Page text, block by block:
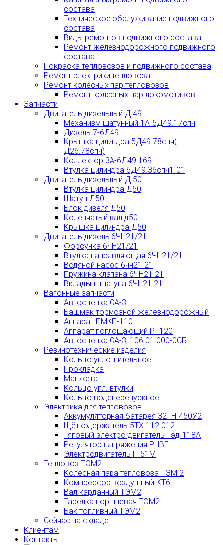
состава
Техническое обслуживание подвижного
состава
Виды ремонтов подвижного состава
Ремонт железнодорожного подвижного
состава
Покраска тепловозов и подвижного состава
Ремонт электрики тепловоза
Ремонт колесных пар тепловозов
Ремонт колесных пар локомотивов
Запчасти
Двигатель дизельный Д 49
Механизм шатунный 1А-5Д49.17спч
Дизель 7-6Д49
Крышка цилиндра 5Д49.78спч(
Д26.78спч)
Коллектор 3А-6Д49.169
Втулка цилиндра 6Д49.36спч1-01
Двигатель дизельный Д 50
Втулка цилиндра Д50
Шатун Д50
Блок дизеля Д50
Коленчатый вал д50
Крышка цилиндра Д50
Двигатель дизель 6ЧН21/21
Форсунка 6ЧН21/21
Втулка направляющая 6ЧН21/21
Водяной насос 6чн21 21
Пружина клапана 6ЧН21 21
Вкладыш шатуна 6ЧН21 21
Вагонные запчасти
Автосцепка СА-3
Башмак тормозной железнодорожный
Аппарат ПМКП-110
Аппарат поглощающий РТ120
Автосцепка СА-3, 106.01.000-0СБ
Резинотехнические изделия
Кольцо уплотнительное
Прокладка
Манжета
Кольцо упл. втулки
Кольцо водоперепускное
Электрика для тепловозов
Аккумуляторная батарея 32ТН-450У2
Щёткодержатель 5ТХ.112.012
Тяговый электро двигатель Тэд-118А
Регулятор напряжения РНВГ
Электродвигатель П-51М
Тепловоз ТЭМ2
Колесная пара тепловоза ТЭМ 2
Компрессор воздушный КТ6
Вал карданный ТЭМ2
Тарелка поршневая ТЭМ2
Бак топливный ТЭМ2
Сейчас на складе
Клиентам
Контакты